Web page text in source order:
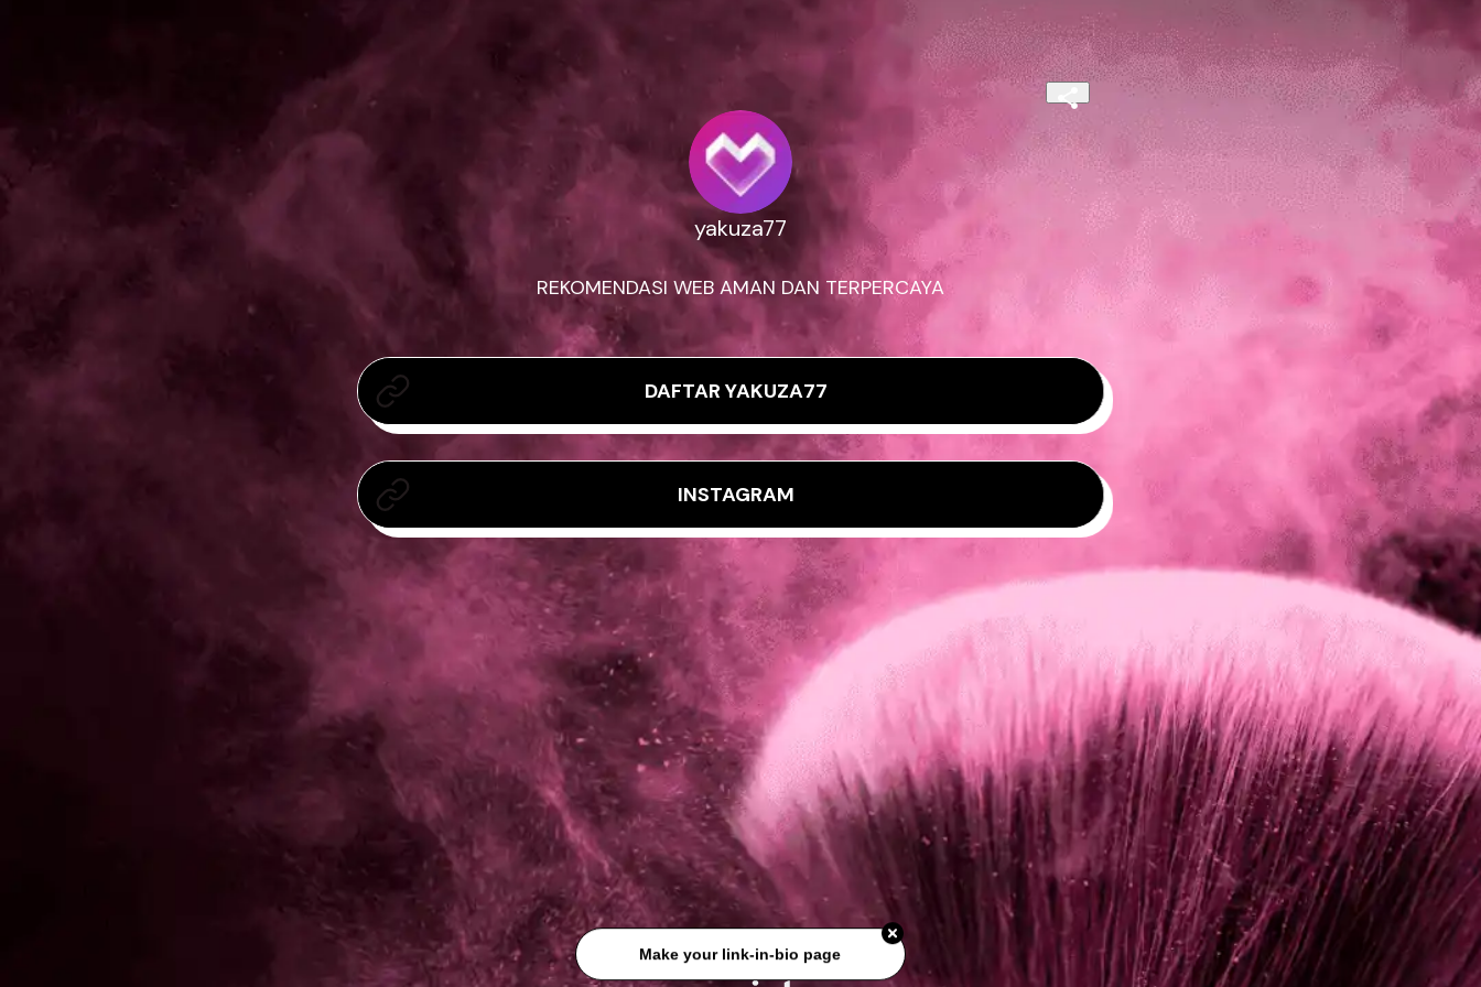
yakuza77
REKOMENDASI WEB AMAN DAN TERPERCAYA
DAFTAR YAKUZA77
INSTAGRAM
Make your link-in-bio page